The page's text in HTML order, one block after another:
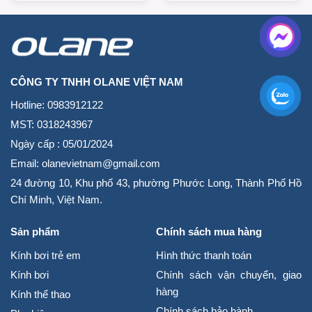
CÔNG TY TNHH OLANE VIỆT NAM
Hotline: 0983912122
MST: 0318243967
Ngày cấp : 05/01/2024
Email: olanevietnam@gmail.com
24 đường 10, Khu phố 43, phường Phước Long, Thành Phố Hồ
Chí Minh, Việt Nam.
Sản phẩm
Kính bơi trẻ em
Kính bơi
Kính thể thao
Chính sách mua hàng
Hình thức thanh toán
Chính sách vận chuyển, giao
hàng